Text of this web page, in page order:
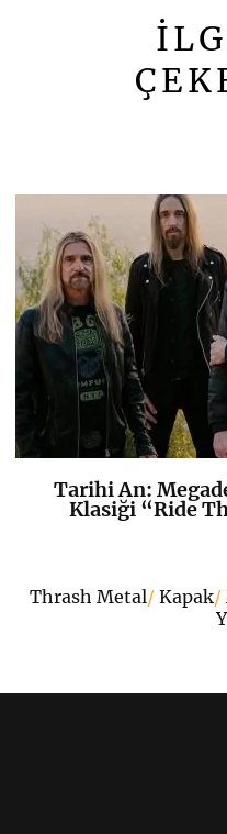
Tarihi An:
Klasiği “Ride
Thrash Metal/ Kapak/